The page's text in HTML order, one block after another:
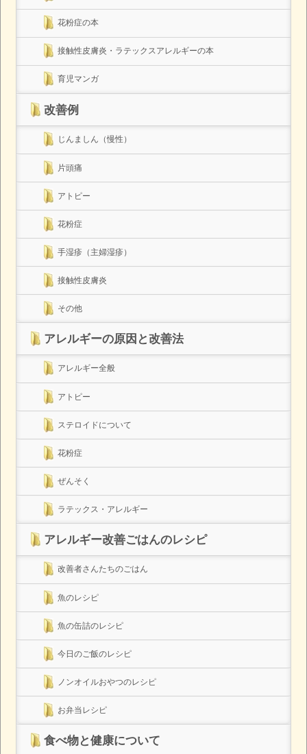
花粉症の本
接触性皮膚炎・ラテックスアレルギーの本
育児マンガ
改善例
じんましん（慢性）
片頭痛
アトピー
花粉症
手湿疹（主婦湿疹）
接触性皮膚炎
その他
アレルギーの原因と改善法
アレルギー全般
アトピー
ステロイドについて
花粉症
ぜんそく
ラテックス・アレルギー
アレルギー改善ごはんのレシピ
改善者さんたちのごはん
魚のレシピ
魚の缶詰のレシピ
今日のご飯のレシピ
ノンオイルおやつのレシピ
お弁当レシピ
食べ物と健康について